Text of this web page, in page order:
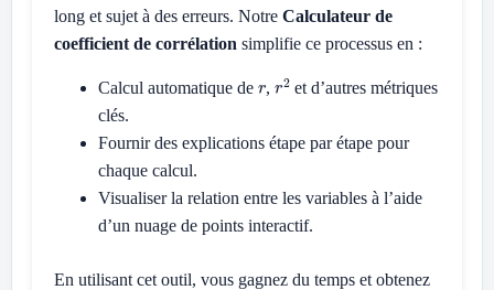
long et sujet à des erreurs. Notre Calculateur de
coefficient de corrélation simplifie ce processus en :
Calcul automatique de , 2et d’autres métriques
clés.
Fournir des explications étape par étape pour
chaque calcul.
Visualiser la relation entre les variables à l’aide
d’un nuage de points interactif.
En utilisant cet outil, vous gagnez du temps et obtenez